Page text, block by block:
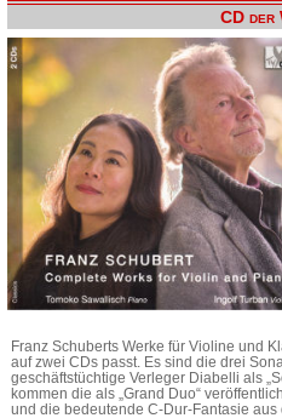
CD der
Franz Schuberts Werke für Violine und
auf zwei CDs passt. Es sind die drei
geschäftstüchtige Verleger Diabelli als
kommen die als „Grand Duo“
und die bedeutende C-Dur-Fantasie aus